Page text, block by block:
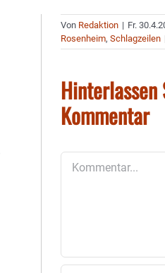
Von Redaktion | Fr.
Rosenheim,Schlagzeilen
Hinterlassen
Kommentar